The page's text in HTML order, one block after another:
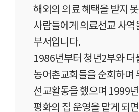
해외의 의료 혜택을 받지
사람들에게 의료선교 사역
부서입니다.
1986년부터 청년2부와 더
농어촌교회들을 순회하며
선교활동을 했으며 1999
평화의 집 운영을 맡게 되